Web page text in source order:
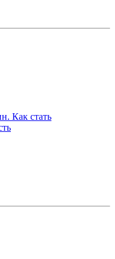
Как стать